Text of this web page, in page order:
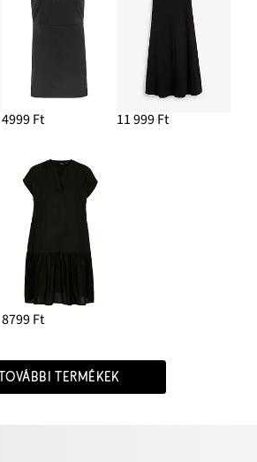
4999 Ft 11 999 Ft
8799 Ft
TERMÉKEK